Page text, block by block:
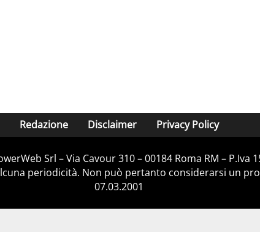
Redazione Disclaimer Privacy Policy
Srl – Via Cavour 310 – 00184 Roma RM – P.Iva
periodicità. Non può pertanto considerarsi un
07.03.2001